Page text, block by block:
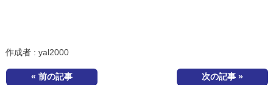
作成者 : yal2000
« 前の記事 次の記事 »